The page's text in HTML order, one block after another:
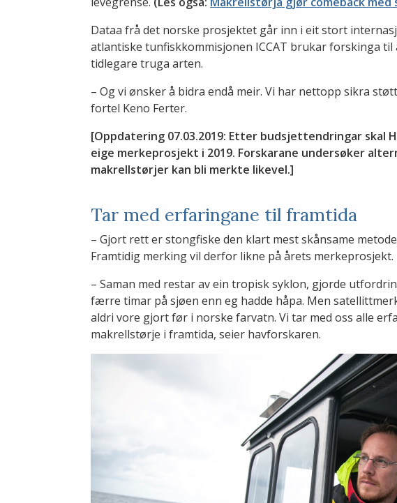
Dataa frå det norske prosjektet går inn i eit stort
atlantiske tunfiskkommisjonen ICCAT brukar forskinga
tidlegare truga arten.
– Og vi ønsker å bidra endå meir. Vi har nettopp sikra
fortel Keno Ferter.
[Oppdatering 07.03.2019: Etter budsjettendringar skal
eige merkeprosjekt i 2019. Forskarane undersøker
makrellstørjer kan bli merkte likevel.]
Tar med erfaringane til framtida
– Gjort rett er stongfiske den klart mest skånsame
Framtidig merking vil derfor likne på årets merkeprosjekt.
– Saman med restar av ein tropisk syklon, gjorde
færre timar på sjøen enn eg hadde håpa. Men
aldri vore gjort før i norske farvatn. Vi tar med oss alle
makrellstørje i framtida, seier havforskaren.